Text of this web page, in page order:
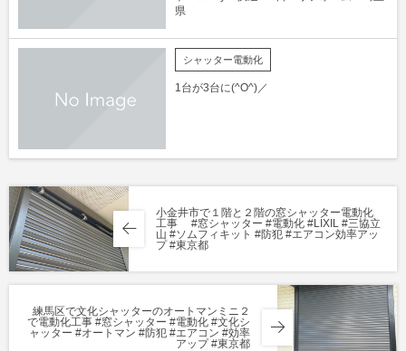
県
シャッター電動化
1台が3台に(^O^)／
小金井市で１階と２階の窓シャッター電動化
工事 #窓シャッター #電動化 #LIXIL #三協立
山 #ソムフィキット #防犯 #エアコン効率アッ
プ #東京都
練馬区で文化シャッターのオートマンミニ２
で電動化工事 #窓シャッター #電動化 #文化シ
ャッター #オートマン #防犯 #エアコン #効率
アップ #東京都